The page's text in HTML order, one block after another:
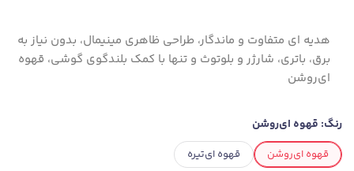
هدیه ای متفاوت و ماندگار، طراحی ظاهری مینیمال، بدون نیاز به
برق، باتری، شارژر و بلوتوث و تنها با کمک بلندگوی گوشی، قهوه
ای‌روشن
رنگ: قهوه ای‌روشن
قهوه ای‌روشن قهوه ای‌تیره